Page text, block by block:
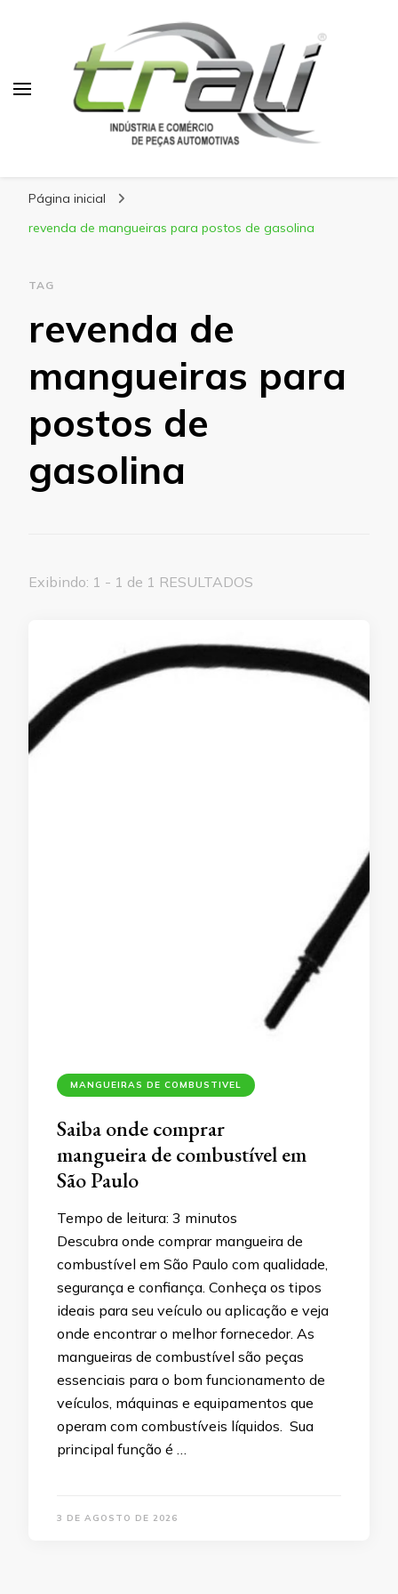
Página inicial
revenda de mangueiras para postos de gasolina
TAG
revenda de
mangueiras para
postos de
gasolina
Exibindo: 1 - 1 de 1 RESULTADOS
MANGUEIRAS DE COMBUSTIVEL
Saiba onde comprar
mangueira de combustível em
São Paulo
Tempo de leitura: 3 minutos
Descubra onde comprar mangueira de
combustível em São Paulo com qualidade,
segurança e confiança. Conheça os tipos
ideais para seu veículo ou aplicação e veja
onde encontrar o melhor fornecedor. As
mangueiras de combustível são peças
essenciais para o bom funcionamento de
veículos, máquinas e equipamentos que
operam com combustíveis líquidos. Sua
principal função é …
3 DE AGOSTO DE 2026